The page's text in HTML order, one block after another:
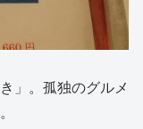
」。孤独のグルメ